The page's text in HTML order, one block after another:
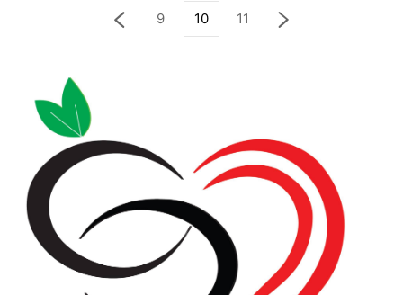
9 10 11